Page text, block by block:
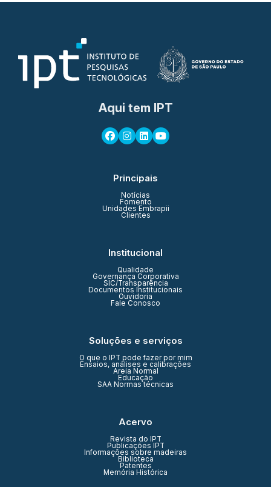
Aqui tem IPT
Principais
Notícias
Fomento
Unidades Embrapii
Clientes
Institucional
Qualidade
Governança Corporativa
SIC/Transparência
Documentos Institucionais
Ouvidoria
Fale Conosco
Soluções e serviços
O que o IPT pode fazer por mim
Ensaios, análises e calibrações
Areia Normal
Educação
SAA Normas técnicas
Acervo
Revista do IPT
Publicações IPT
Informações sobre madeiras
Biblioteca
Patentes
Memória Histórica